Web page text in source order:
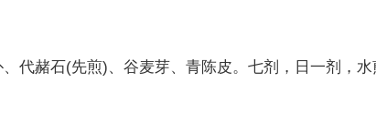
赭石(先煎)、谷麦芽、青陈皮。七剂，日一剂，水